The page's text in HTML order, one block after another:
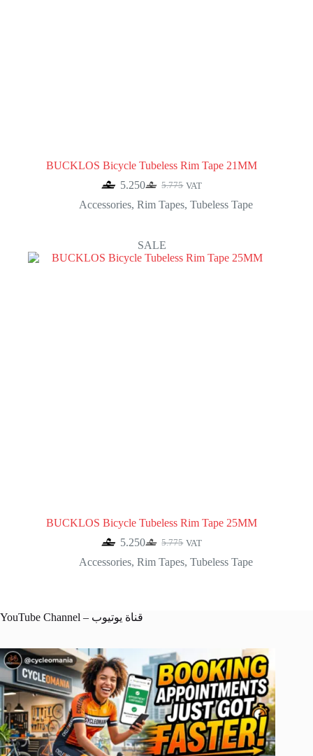
BUCKLOS Bicycle Tubeless Rim Tape 21MM
5.775
Original
price
5.250Current
price
VAT
Accessories, Rim Tapes, Tubeless Tape
SALE
BUCKLOS Bicycle Tubeless Rim Tape 25MM
5.775
Original
price
5.250Current
price
VAT
Accessories, Rim Tapes, Tubeless Tape
YouTube Channel – قناة يوتيوب